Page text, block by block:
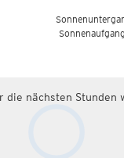
die nächsten Stunden